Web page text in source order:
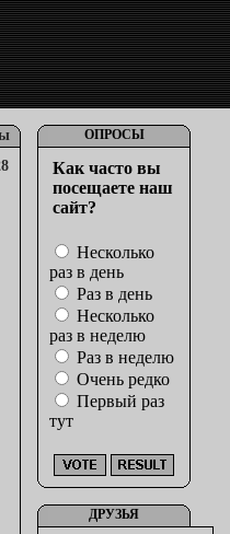
ОПРОСЫ
Как часто вы
посещаете наш
сайт?
Несколько
раз в день
Раз в день
Несколько
раз в неделю
Раз в неделю
Очень редко
Первый раз
тут
ДРУЗЬЯ